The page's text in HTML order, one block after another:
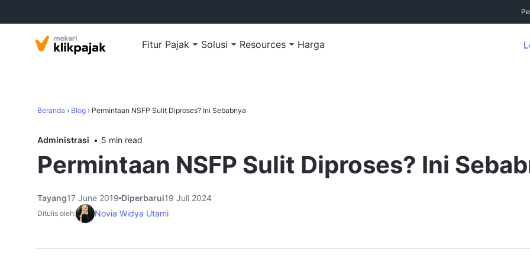
Fitur Pajak Solusi Resources Harga
Beranda › Blog › Permintaan NSFP Sulit Diproses? Ini Sebabnya
Administrasi 5 min read
Permintaan NSFP Sulit Diproses? Ini
Tayang17 June 2019 Diperbarui19 Juli 2024
Ditulis oleh: Novia Widya Utami